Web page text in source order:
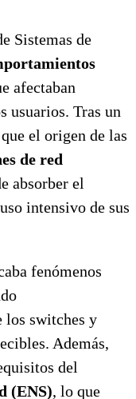
Sistemas de
afectaban
usuarios. Tras un
el origen de las
de red
absorber el
intensivo de sus
fenómenos
los switches y
Además,
del
(ENS), lo que